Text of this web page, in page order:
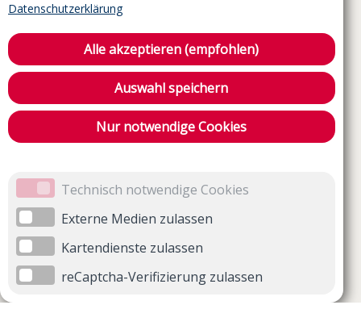
Datenschutzerklärung
Alle akzeptieren (empfohlen)
Auswahl speichern
Nur notwendige Cookies
Technisch notwendige Cookies
Externe Medien zulassen
Kartendienste zulassen
reCaptcha-Verifizierung zulassen